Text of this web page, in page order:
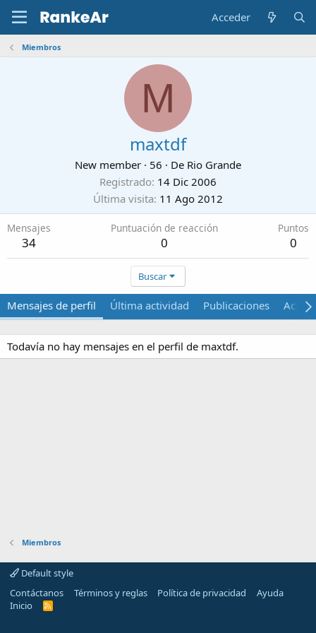
Acceder
Miembros
M
maxtdf
New member · 56 · De Rio Grande
Registrado 14 Dic 2006
Última visita 11 Ago 2012
Mensajes
34
Puntuación de reacción
0
Puntos
0
Buscar
Mensajes de perfil Última actividad Publicaciones Acerca
Todavía no hay mensajes en el perfil de maxtdf.
Miembros
Default style
Contáctanos
Términos y reglas Política de privacidad
Ayuda
Inicio
R